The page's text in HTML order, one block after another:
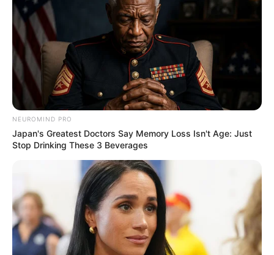
humana.
Essas flores não apenas adicionam beleza a
qualquer ambiente, mas também carregam
consigo uma mensagem poderosa de reciclagem
e reutilização.
NEUROMIND PRO
Japan's Greatest Doctors Say Memory Loss Isn't Age: Just
Stop Drinking These 3 Beverages